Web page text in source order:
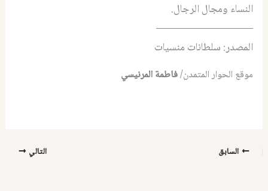
النساء ومجال الرجال.
—————————
المصدر: سلطانات منسيات
موقع الحوار المتمدن/فاطمة المرنيسي
السابق التالي